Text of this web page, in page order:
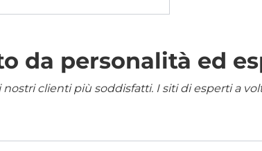
da personalità ed
nostri clienti più soddisfatti. I siti di esperti a